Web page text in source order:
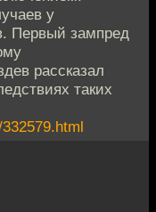
у
Первый зампред
рассказал
таких